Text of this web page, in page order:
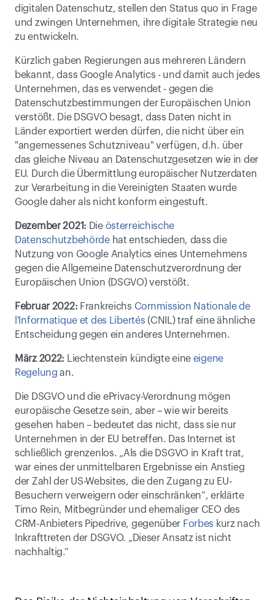
digitalen Datenschutz, stellen den Status quo in Frage
und zwingen Unternehmen, ihre digitale Strategie neu
zu entwickeln.
Kürzlich gaben Regierungen aus mehreren Ländern
bekannt, dass Google Analytics - und damit auch jedes
Unternehmen, das es verwendet - gegen die
Datenschutzbestimmungen der Europäischen Union
verstößt. Die DSGVO besagt, dass Daten nicht in
Länder exportiert werden dürfen, die nicht über ein
"angemessenes Schutzniveau" verfügen, d.h. über
das gleiche Niveau an Datenschutzgesetzen wie in der
EU. Durch die Übermittlung europäischer Nutzerdaten
zur Verarbeitung in die Vereinigten Staaten wurde
Google daher als nicht konform eingestuft.
Dezember 2021: Die österreichische
Datenschutzbehörde hat entschieden, dass die
Nutzung von Google Analytics eines Unternehmens
gegen die Allgemeine Datenschutzverordnung der
Europäischen Union (DSGVO) verstößt.
Februar 2022: Frankreichs Commission Nationale de
l'Informatique et des Libertés (CNIL) traf eine ähnliche
Entscheidung gegen ein anderes Unternehmen.
März 2022: Liechtenstein kündigte eine eigene
Regelung an.
Die DSGVO und die ePrivacy-Verordnung mögen
europäische Gesetze sein, aber – wie wir bereits
gesehen haben – bedeutet das nicht, dass sie nur
Unternehmen in der EU betreffen. Das Internet ist
schließlich grenzenlos. „Als die DSGVO in Kraft trat,
war eines der unmittelbaren Ergebnisse ein Anstieg
der Zahl der US-Websites, die den Zugang zu EU-
Besuchern verweigern oder einschränken“, erklärte
Timo Rein, Mitbegründer und ehemaliger CEO des
CRM-Anbieters Pipedrive, gegenüber Forbes kurz nach
Inkrafttreten der DSGVO. „Dieser Ansatz ist nicht
nachhaltig.“